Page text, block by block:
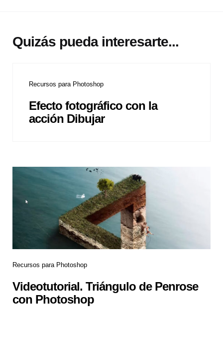
Quizás pueda interesarte...
Recursos para Photoshop
Efecto fotográfico con la
acción Dibujar
Recursos para Photoshop
Videotutorial. Triángulo de Penrose
con Photoshop